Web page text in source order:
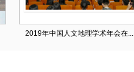
2019年中国人文地理学术年会在...